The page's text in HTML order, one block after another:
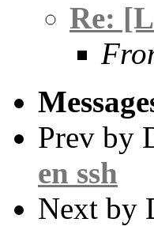
Re:
Prev by
en ssh
Next by